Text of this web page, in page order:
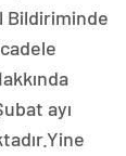
Bildiriminde
ayı